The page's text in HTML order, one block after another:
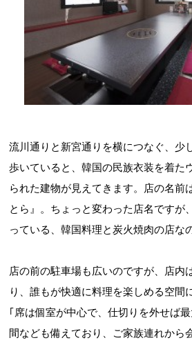
流川通りと新宮通りを横につなぐ、少
歩いていると、韓国の民族衣装を着た
られた建物が見えてきます。店の名前
とら』。ちょっと変わった店名ですが
っている、韓国料理と炭火焼肉の店な
店の前の駐車場も広いのですが、店内
り、誰もが快適に料理を楽しめる空間
｢席は個室が中心で、仕切りを外せば
間なども備えており、ご家族連れから